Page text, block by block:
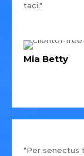
taci."
Mia Betty
"Per senectus